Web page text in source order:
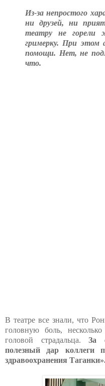
Из-за непростого
ни друзей, ни
театру не горели
гримерку. При этом
помощи. Нет, не
что.
В театре все знали, что
головную боль,
головой страдальца. За
полезный дар коллеги
здравоохранения